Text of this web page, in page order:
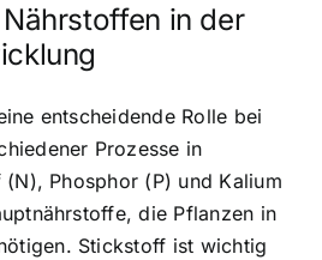
in der
entscheidende Rolle bei
Prozesse in
Phosphor (P) und Kalium
die Pflanzen in
Stickstoff ist wichtig